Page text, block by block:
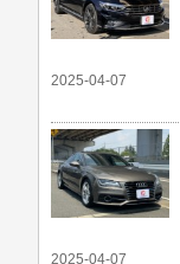
2025-04-07
2025-04-07